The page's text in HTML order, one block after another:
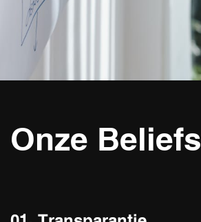
Onze Beliefs